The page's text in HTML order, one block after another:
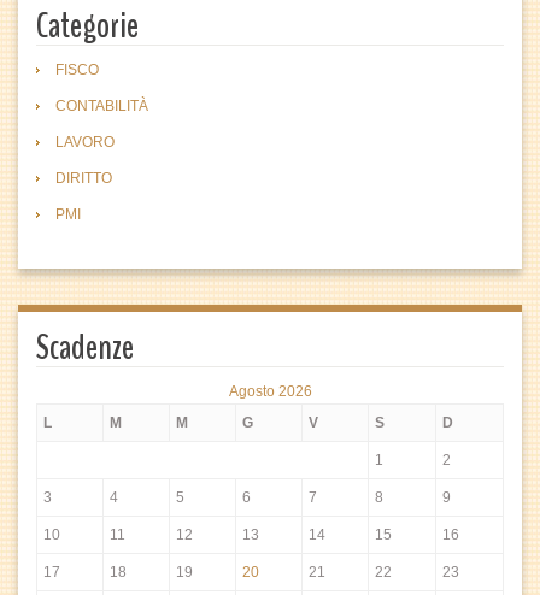
Categorie
FISCO
CONTABILITÀ
LAVORO
DIRITTO
PMI
Scadenze
Agosto 2026
L
M M G V S D
1 2
3 4 5 6 7 8 9
10 11 12 13 14 15 16
17 18 19 20 21 22 23